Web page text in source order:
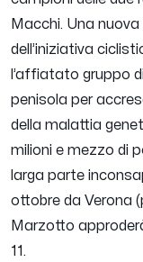
Macchi. Una
dell’iniziativa
l’affiatato gruppo
penisola per
della malattia
milioni e mezzo di
larga parte
ottobre da Verona
Marzotto
11.